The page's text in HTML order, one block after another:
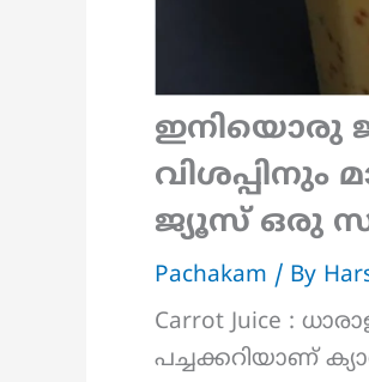
ഇനിയൊരു
ജ്യൂസ് ഒരു
Pachakam / By
Carrot Juice :
പച്ചക്കറിയാണ്